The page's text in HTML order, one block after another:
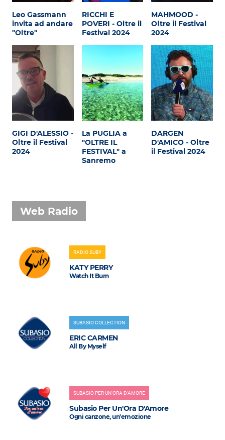
Cultura
Attualità
Costume
Extra
Eventi
Leo Gassmann
invita ad andare
"Oltre"
RICCHI E
POVERI - Oltre il
Festival 2024
MAHMOOD -
Oltre il Festival
2024
GIGI D'ALESSIO -
Oltre il Festival
2024
La PUGLIA a
"OLTRE IL
FESTIVAL" a
Sanremo
DARGEN
D'AMICO - Oltre
il Festival 2024
Web Radio
RADIO SUBY
KATY PERRY
Watch It Burn
SUBASIO COLLECTION
ERIC CARMEN
All By Myself
SUBASIO PER UN'ORA D'AMORE
Subasio Per Un'Ora D'Amore
Ogni canzone, un'emozione